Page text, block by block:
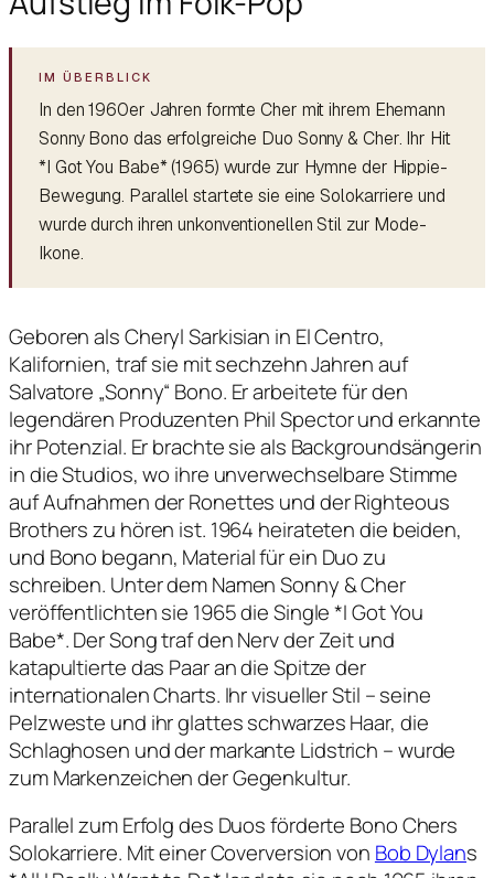
In den 1960er Jahren formte Cher mit ihrem Ehemann
Sonny Bono das erfolgreiche Duo Sonny & Cher. Ihr Hit
*I Got You Babe* (1965) wurde zur Hymne der Hippie-
Bewegung. Parallel startete sie eine Solokarriere und
wurde durch ihren unkonventionellen Stil zur Mode-
Ikone.
Geboren als Cheryl Sarkisian in El Centro,
Kalifornien, traf sie mit sechzehn Jahren auf
Salvatore „Sonny“ Bono. Er arbeitete für den
legendären Produzenten Phil Spector und erkannte
ihr Potenzial. Er brachte sie als Backgroundsängerin
in die Studios, wo ihre unverwechselbare Stimme
auf Aufnahmen der Ronettes und der Righteous
Brothers zu hören ist. 1964 heirateten die beiden,
und Bono begann, Material für ein Duo zu
schreiben. Unter dem Namen Sonny & Cher
veröffentlichten sie 1965 die Single *I Got You
Babe*. Der Song traf den Nerv der Zeit und
katapultierte das Paar an die Spitze der
internationalen Charts. Ihr visueller Stil – seine
Pelzweste und ihr glattes schwarzes Haar, die
Schlaghosen und der markante Lidstrich – wurde
zum Markenzeichen der Gegenkultur.
Parallel zum Erfolg des Duos förderte Bono Chers
Solokarriere. Mit einer Coverversion von Bob Dylans